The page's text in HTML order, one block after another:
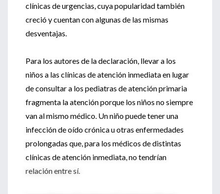
clínicas de urgencias, cuya popularidad también
creció y cuentan con algunas de las mismas
desventajas.
Para los autores de la declaración, llevar a los
niños a las clínicas de atención inmediata en lugar
de consultar a los pediatras de atención primaria
fragmenta la atención porque los niños no siempre
van al mismo médico. Un niño puede tener una
infección de oído crónica u otras enfermedades
prolongadas que, para los médicos de distintas
clínicas de atención inmediata, no tendrían
relación entre sí.